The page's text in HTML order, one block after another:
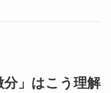
分」はこう理解